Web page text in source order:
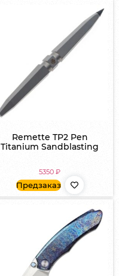
Remette TP2 Pen
Titanium Sandblasting
5350₽
Предзаказ